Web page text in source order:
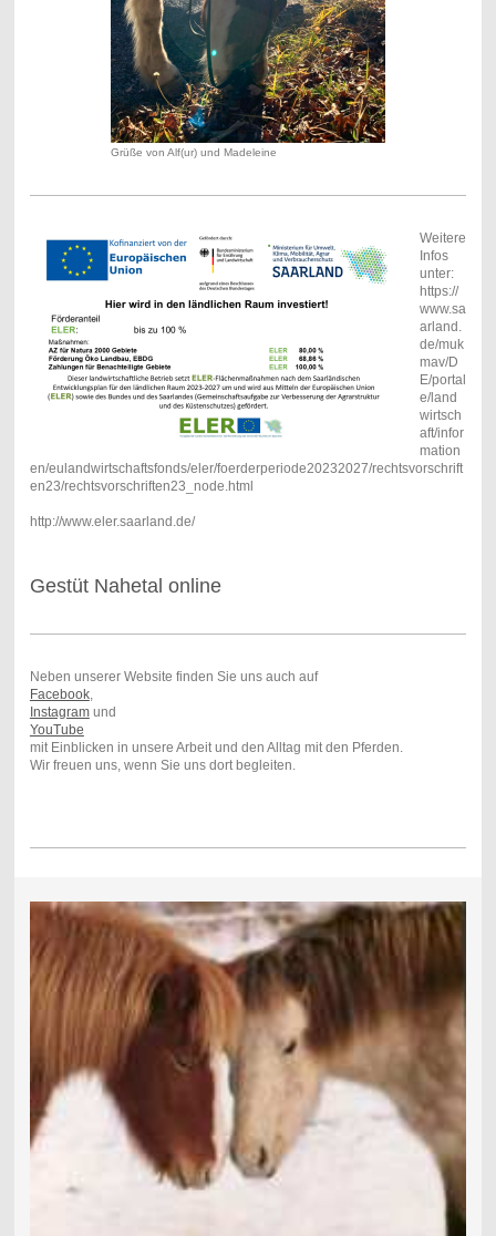
Grüße von Alf(ur) und Madeleine
Weitere
Infos
unter:
https://
www.sa
arland.
de/muk
mav/D
E/portal
e/land
wirtsch
aft/infor
mation
en/eulandwirtschaftsfonds/eler/foerderperiode20232027/rechtsvorschrift
en23/rechtsvorschriften23_node.html
http://www.eler.saarland.de/
Gestüt Nahetal online
Neben unserer Website finden Sie uns auch auf
Facebook,
Instagramund
YouTube
mit Einblicken in unsere Arbeit und den Alltag mit den Pferden.
Wir freuen uns, wenn Sie uns dort begleiten.